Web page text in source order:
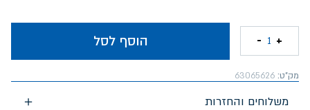
הוסף לסל +
1
-
מק"ט: 63065626
משלוחים והחזרות